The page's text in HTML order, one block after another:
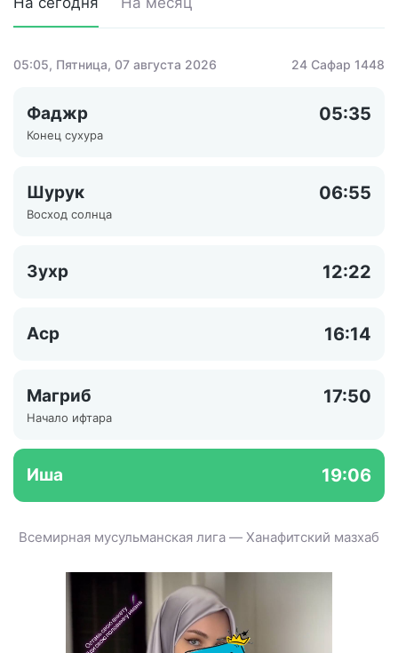
05:05, Пятница, 07 августа 2026 24 Сафар 1448
Фаджр 05:35
Конец сухура
Шурук 06:55
Восход солнца
Зухр 12:22
Аср 16:14
Магриб 17:50
Начало ифтара
Иша 19:06
Всемирная мусульманская лига — Ханафитский мазхаб